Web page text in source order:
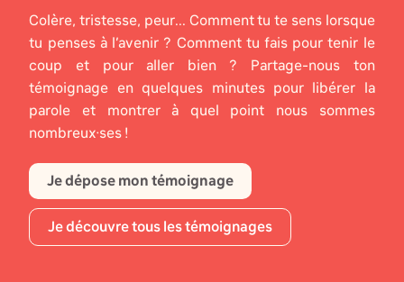
Colère, tristesse, peur... Comment tu te sens lorsque
tu penses à l’avenir ? Comment tu fais pour tenir le
coup et pour aller bien ? Partage-nous ton
témoignage en quelques minutes pour libérer la
parole et montrer à quel point nous sommes
nombreux·ses !
Je dépose mon témoignage
Je découvre tous les témoignages